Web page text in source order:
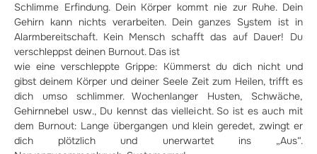
Schlimme Erfindung. Dein Körper kommt nie zur Ruhe. Dein
Gehirn kann nichts verarbeiten. Dein ganzes System ist in
Alarmbereitschaft. Kein Mensch schafft das auf Dauer! Du
verschleppst deinen Burnout. Das ist
wie eine verschleppte Grippe: Kümmerst du dich nicht und
gibst deinem Körper und deiner Seele Zeit zum Heilen, trifft es
dich umso schlimmer. Wochenlanger Husten, Schwäche,
Gehirnnebel usw., Du kennst das vielleicht. So ist es auch mit
dem Burnout: Lange übergangen und klein geredet, zwingt er
dich plötzlich und unerwartet ins „Aus“.